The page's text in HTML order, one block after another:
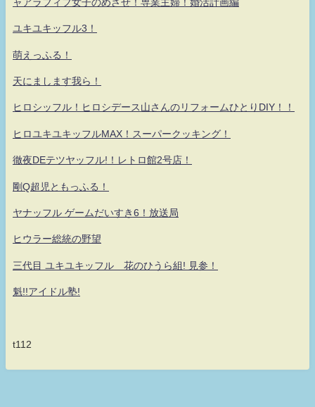
ャアラフィフ女子のめざせ！専業主婦！婚活計画編
ユキユキッフル3！
萌えっふる！
天にまします我ら！
ヒロシッフル！ヒロシデース山さんのリフォームひとりDIY！！
ヒロユキユキッフルMAX！スーパークッキング！
徹夜DEテツヤッフル!！レトロ館2号店！
剛Q超児ともっふる！
ヤナッフル ゲームだいすき6！放送局
ヒウラー総統の野望
三代目 ユキユキッフル 花のひうら組! 見参！
魁!!アイドル塾!
t112